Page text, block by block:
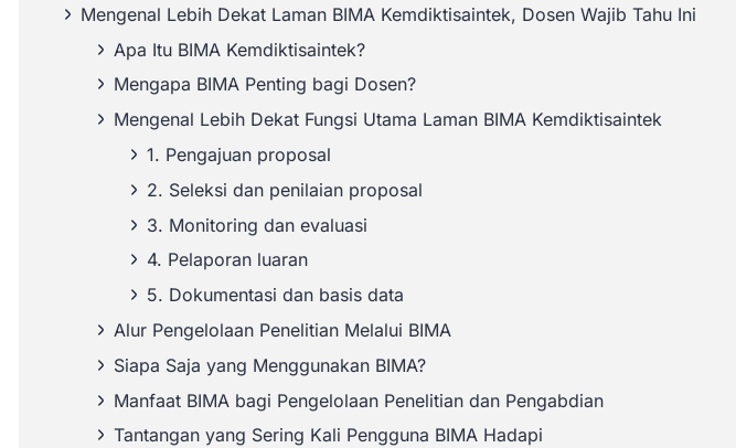
Mengenal Lebih Dekat Laman BIMA Kemdiktisaintek, Dosen Wajib Tahu Ini
Apa Itu BIMA Kemdiktisaintek?
Mengapa BIMA Penting bagi Dosen?
Mengenal Lebih Dekat Fungsi Utama Laman BIMA Kemdiktisaintek
1. Pengajuan proposal
2. Seleksi dan penilaian proposal
3. Monitoring dan evaluasi
4. Pelaporan luaran
5. Dokumentasi dan basis data
Alur Pengelolaan Penelitian Melalui BIMA
Siapa Saja yang Menggunakan BIMA?
Manfaat BIMA bagi Pengelolaan Penelitian dan Pengabdian
Tantangan yang Sering Kali Pengguna BIMA Hadapi